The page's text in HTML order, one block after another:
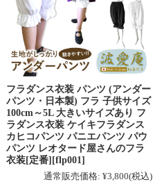
フラダンス衣装 パンツ (アンダー
パンツ・日本製) フラ 子供サイズ
100cm～5L 大きいサイズあり フ
ラダンス衣装 ケイキフラダンス
カヒコパンツ パニエパンツ パウ
パンツ レオタード屋さんのフラ
衣装[定番][flp001]
通常販売価格: ¥3,800(税込)